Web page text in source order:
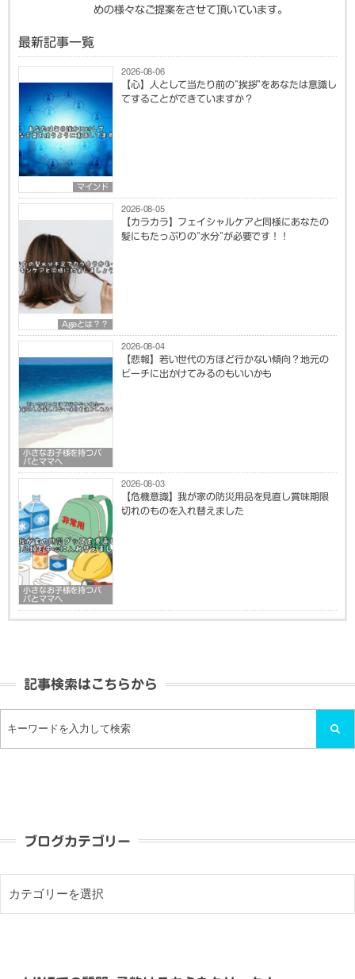
めの様々なご提案をさせて頂いています。
最新記事一覧
マインド
2026-08-06
【心】人として当たり前の”挨拶”をあなたは意識し
てすることができていますか？
Ageとは？？
2026-08-05
【カラカラ】フェイシャルケアと同様にあなたの
髪にもたっぷりの”水分”が必要です！！
小さなお子様を持つパ
パとママへ
2026-08-04
【悲報】若い世代の方ほど行かない傾向？地元の
ビーチに出かけてみるのもいいかも
小さなお子様を持つパ
パとママへ
2026-08-03
【危機意識】我が家の防災用品を見直し賞味期限
切れのものを入れ替えました
記事検索はこちらから
ブログカテゴリー